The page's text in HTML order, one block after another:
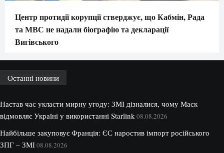
Центр протидії корупції стверджує, що Кабмін, Рада
та МВС не надали біографію та декларації
Вигівського
Останні новини
Настав час укласти мирну угоду: ЗМІ дізналися, чому Маск
відмовляє Україні у використанні Starlink08.08.2026
Найбільше закуповує Франція: ЄС наростив імпорт російського
ЗПГ – ЗМІ08.08.2026